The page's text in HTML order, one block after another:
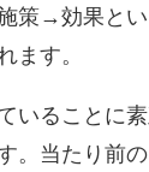
策→効果とい
ます。
いることに素
。当たり前